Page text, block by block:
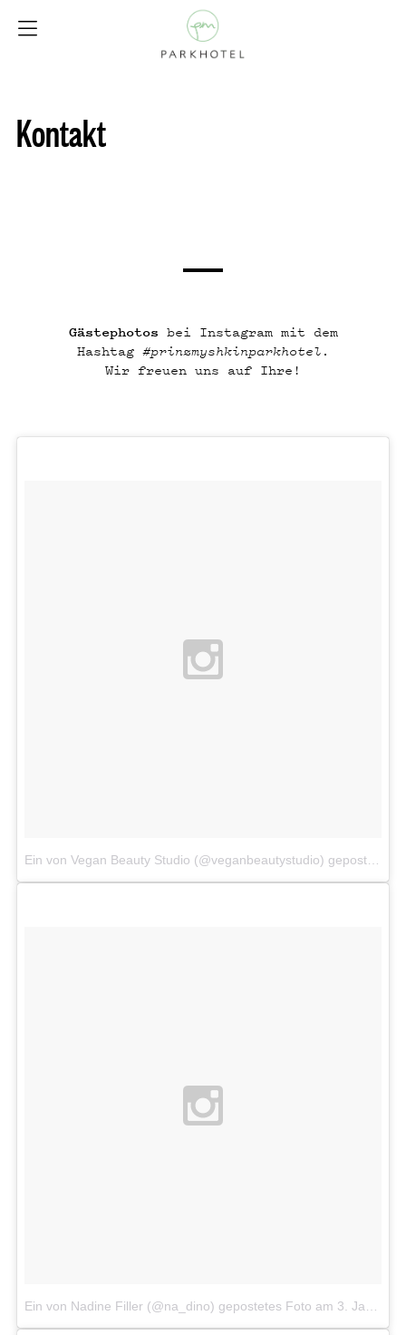
Kontakt
Gästephotos bei Instagram mit dem
Hashtag #prinzmyshkinparkhotel.
Wir freuen uns auf Ihre!
Ein von Vegan Beauty Studio (@veganbeautystudio) gepostetes Foto
Ein von Nadine Filler (@na_dino) gepostetes Foto am 3. Jan 2015 um 11:00 Uhr